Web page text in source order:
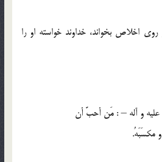
اخلاص بخواند، خداوند خواسته او را
مكسَبَهُ.